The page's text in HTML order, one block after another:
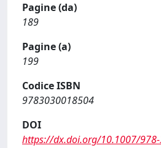
Pagine (da)
189
Pagine (a)
199
Codice ISBN
9783030018504
DOI
https://dx.doi.org/10.1007/